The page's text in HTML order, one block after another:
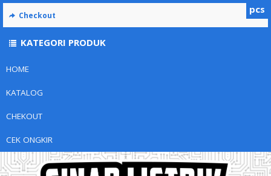
HOME
KATALOG
CHEKOUT
CEK ONGKIR
pcs
Checkout
KATEGORI PRODUK